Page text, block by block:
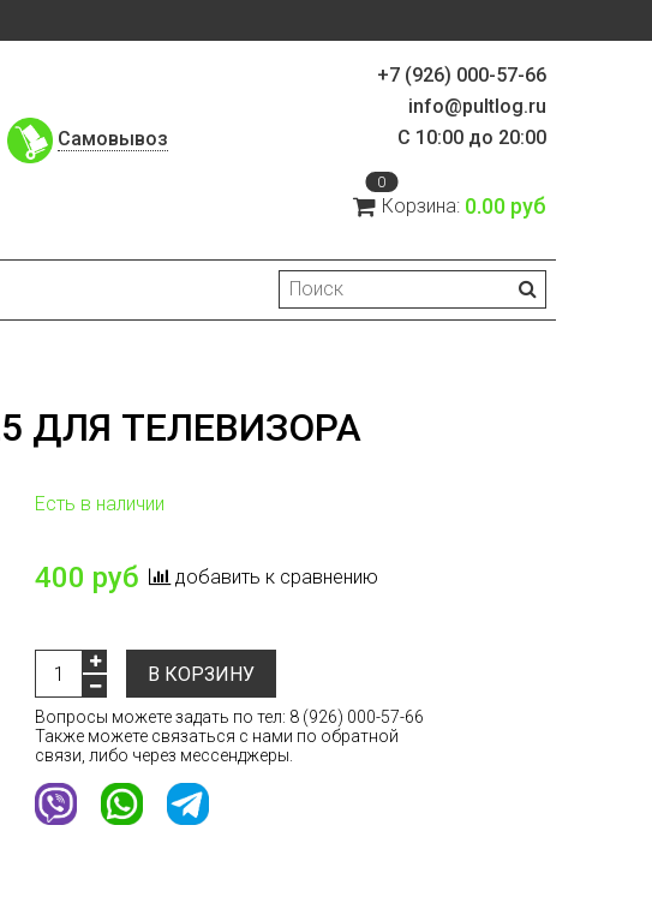
Самовывоз
+7 (926) 000-57-66
info@pultlog.ru
С 10:00 до 20:00
0
Корзина: 0.00 руб
ДЛЯ ТЕЛЕВИЗОРА
Есть в наличии
400 руб добавить к сравнению
В КОРЗИНУ
Вопросы можете задать по тел: 8 (926) 000-57-66
Также можете связаться с нами по обратной
связи, либо через мессенджеры.